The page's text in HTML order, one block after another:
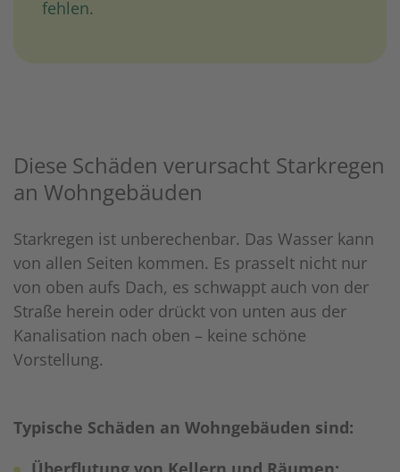
fehlen.
Diese Schäden verursacht Starkregen
an Wohngebäuden
Starkregen ist unberechenbar. Das Wasser kann
von allen Seiten kommen. Es prasselt nicht nur
von oben aufs Dach, es schwappt auch von der
Straße herein oder drückt von unten aus der
Kanalisation nach oben – keine schöne
Vorstellung.
Typische Schäden an Wohngebäuden sind: